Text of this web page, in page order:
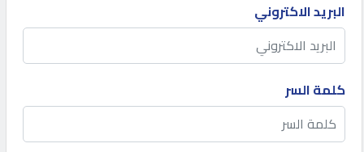
كيو
مزاد
كيو
نمبر
البريد الاكتروني
كلمة السر